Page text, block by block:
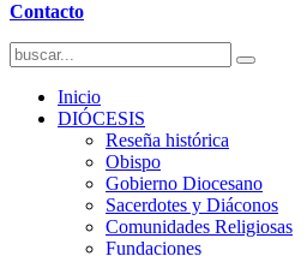
Contacto
Inicio
DIÓCESIS
Reseña histórica
Obispo
Gobierno Diocesano
Sacerdotes y Diáconos
Comunidades Religiosas
Fundaciones